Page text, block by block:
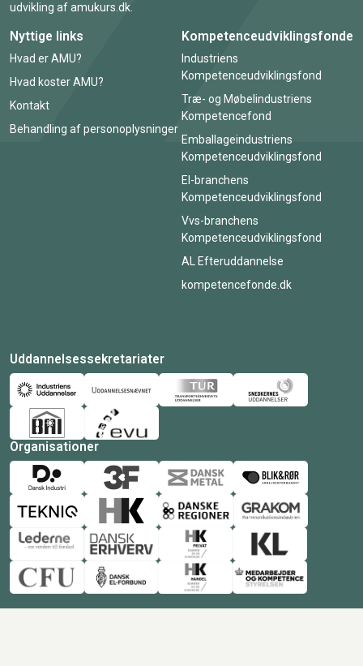
udvikling af amukurs.dk.
Nyttige links
Hvad er AMU?
Hvad koster AMU?
Kontakt
Behandling af personoplysninger
Kompetenceudviklingsfonde
Industriens
Kompetenceudviklingsfond
Træ- og Møbelindustriens
Kompetencefond
Emballageindustriens
Kompetenceudviklingsfond
El-branchens
Kompetenceudviklingsfond
Vvs-branchens
Kompetenceudviklingsfond
AL Efteruddannelse
kompetencefonde.dk
Uddannelsessekretariater
Organisationer